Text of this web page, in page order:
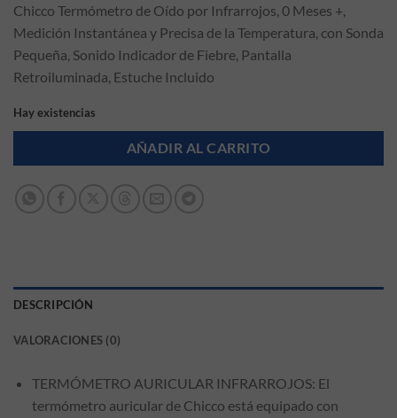
Chicco Termómetro de Oído por Infrarrojos, 0 Meses +,
Medición Instantánea y Precisa de la Temperatura, con Sonda
Pequeña, Sonido Indicador de Fiebre, Pantalla
Retroiluminada, Estuche Incluido
Hay existencias
AÑADIR AL CARRITO
DESCRIPCIÓN
VALORACIONES (0)
TERMÓMETRO AURICULAR INFRARROJOS: El
termómetro auricular de Chicco está equipado con